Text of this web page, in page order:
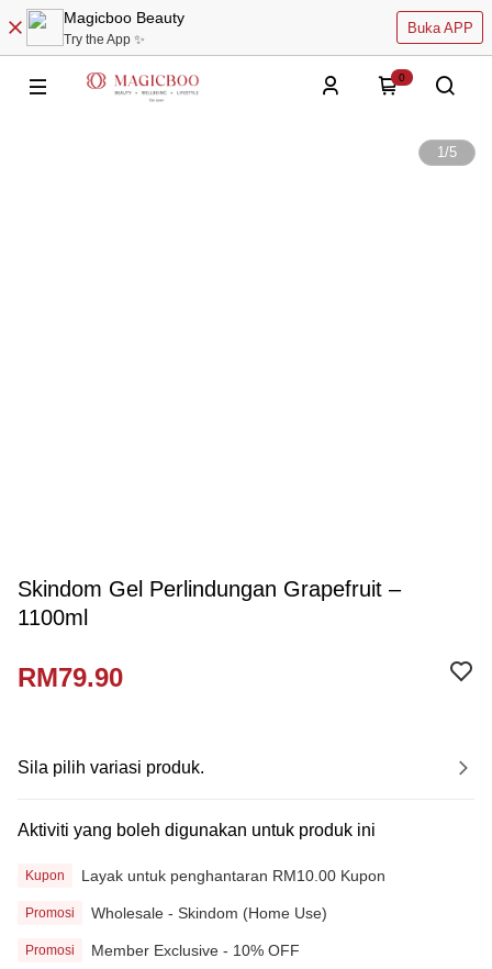
Magicboo Beauty
Try the App ✨
Buka APP
0
1/5
Skindom Gel Perlindungan Grapefruit –
1100ml
RM79.90
Sila pilih variasi produk.
Aktiviti yang boleh digunakan untuk produk ini
Kupon Layak untuk penghantaran RM10.00 Kupon
Promosi Wholesale - Skindom (Home Use)
Promosi Member Exclusive - 10% OFF